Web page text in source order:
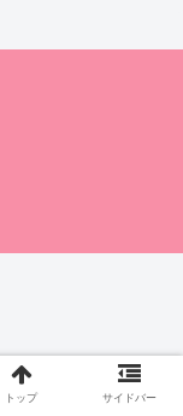
トップ サイドバー